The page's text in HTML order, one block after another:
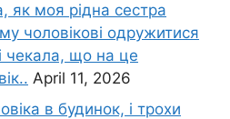
як моя рідна сестра
чоловікові одружитися
чекала, що на це
April 11, 2026
в будинок, і трохи